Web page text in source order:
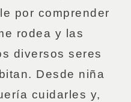
por comprender
rodea y las
diversos seres
Desde niña
cuidarles y,